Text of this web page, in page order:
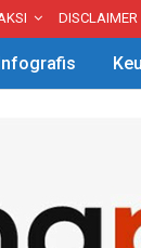
DISCLAIMER